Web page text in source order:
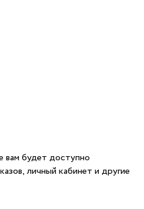
вам будет доступно
личный кабинет и другие